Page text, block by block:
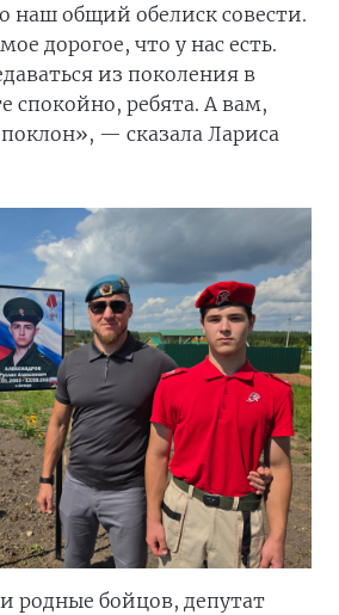
наш общий обелиск совести.
дорогое, что у нас есть.
из поколения в
спокойно, ребята. А вам,
— сказала Лариса
родные бойцов, депутат